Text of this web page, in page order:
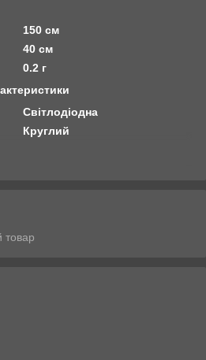
150 см
40 см
0.2 г
Світлодіодна
Круглий
товар